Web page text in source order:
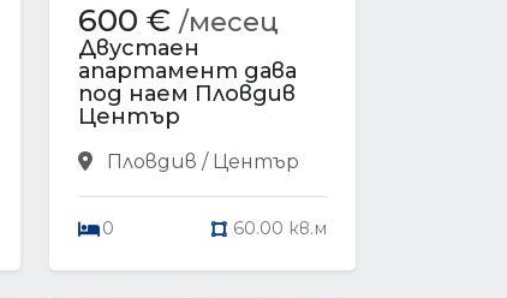
600 € /месец
Двустаен
апартамент дава
под наем Пловдив
Център
Пловдив / Център
0 60.00 кв.м